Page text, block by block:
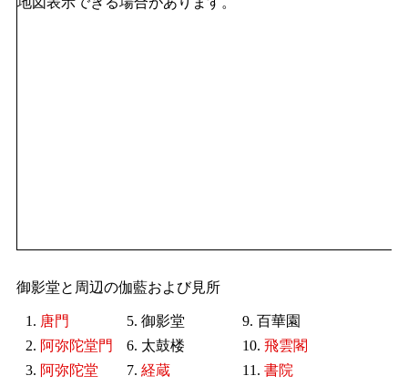
御影堂と周辺の伽藍および見所
1. 唐門
2. 阿弥陀堂門
3. 阿弥陀堂
5. 御影堂
6. 太鼓楼
7. 経蔵
9. 百華園
10. 飛雲閣
11. 書院